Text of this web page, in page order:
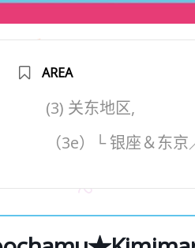
AREA
(3) 关东地区,
（3e）└ 银座＆东